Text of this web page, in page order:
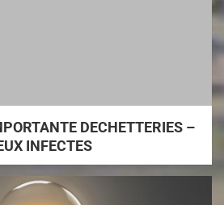
DECHETTERIES –
INFECTES